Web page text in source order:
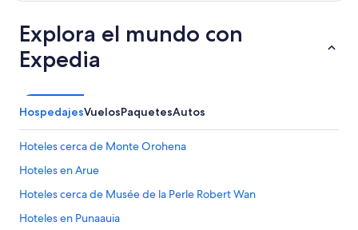
Explora el mundo con
Expedia
HospedajesVuelosPaquetesAutos
Hoteles cerca de Monte Orohena
Hoteles en Arue
Hoteles cerca de Musée de la Perle Robert Wan
Hoteles en Punaauia